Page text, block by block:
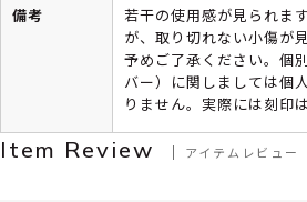
備考
若干の使用感が見られま
が、取り切れない小傷が
予めご了承ください。個
バー）に関しましては個
りません。実際には刻印
Item Review アイテムレビュー